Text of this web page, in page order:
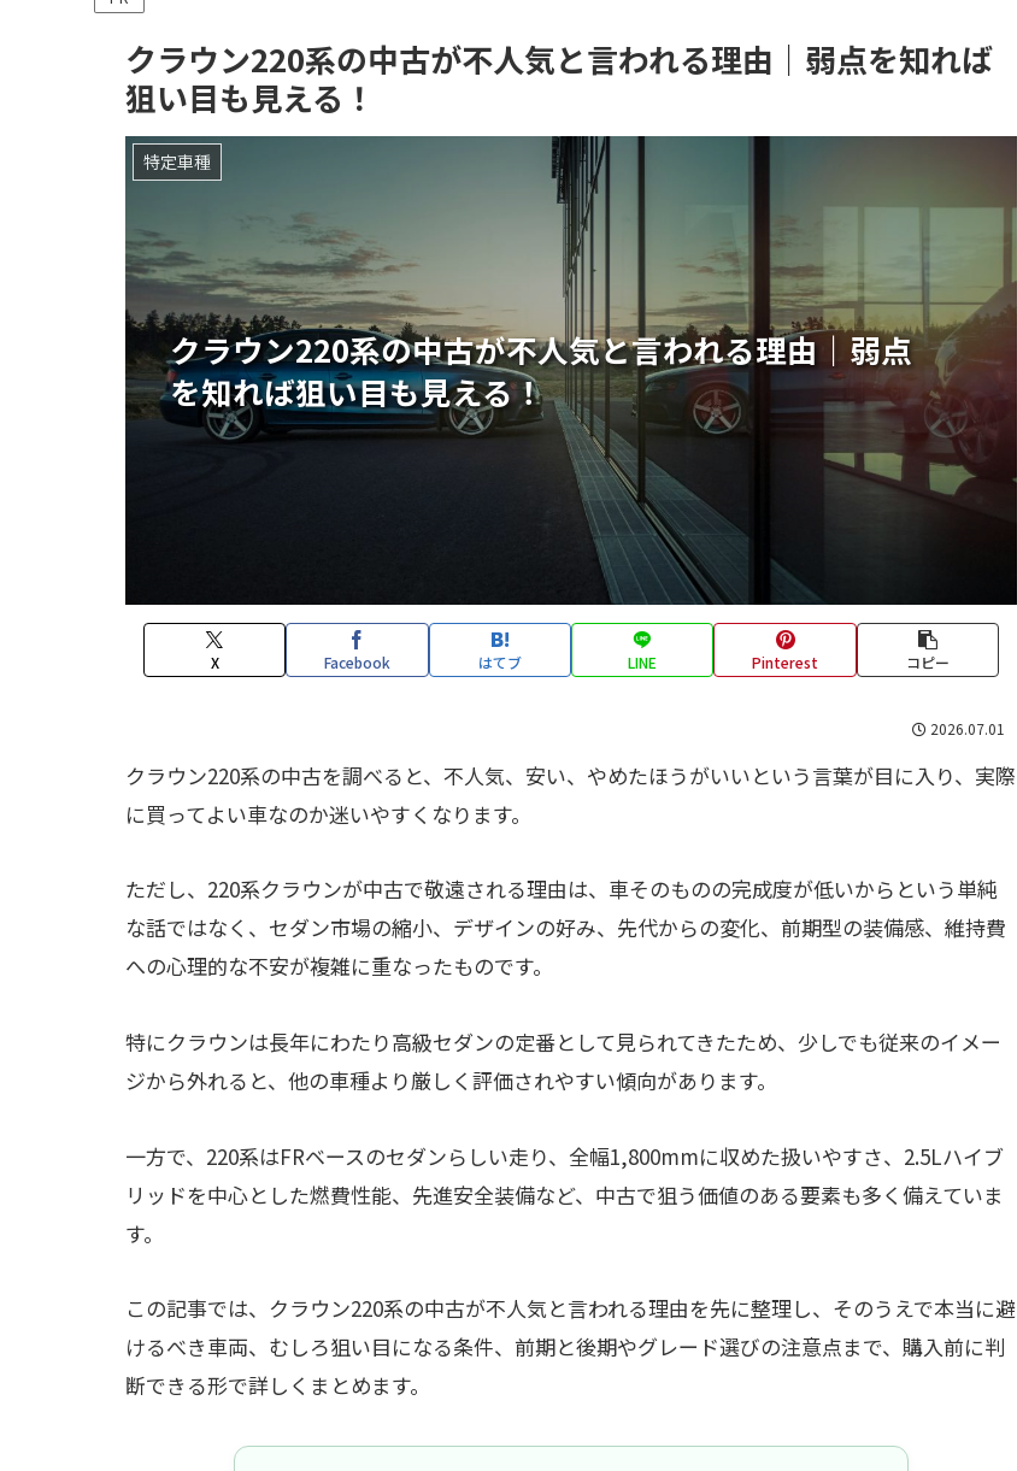
クラウン220系の中古が不人気と言われる理由｜弱点を知れば
狙い目も見える！
クラウン220系の中古が不人気と言われる理由｜弱点
を知れば狙い目も見える！
特定車種
X Facebook はてブ LINE Pinterest コピー
2026.07.01
クラウン220系の中古を調べると、不人気、安い、やめたほうがいいという言葉が目に入り、実際
に買ってよい車なのか迷いやすくなります。
ただし、220系クラウンが中古で敬遠される理由は、車そのものの完成度が低いからという単純
な話ではなく、セダン市場の縮小、デザインの好み、先代からの変化、前期型の装備感、維持費
への心理的な不安が複雑に重なったものです。
特にクラウンは長年にわたり高級セダンの定番として見られてきたため、少しでも従来のイメー
ジから外れると、他の車種より厳しく評価されやすい傾向があります。
一方で、220系はFRベースのセダンらしい走り、全幅1,800mmに収めた扱いやすさ、2.5Lハイブ
リッドを中心とした燃費性能、先進安全装備など、中古で狙う価値のある要素も多く備えていま
す。
この記事では、クラウン220系の中古が不人気と言われる理由を先に整理し、そのうえで本当に避
けるべき車両、むしろ狙い目になる条件、前期と後期やグレード選びの注意点まで、購入前に判
断できる形で詳しくまとめます。